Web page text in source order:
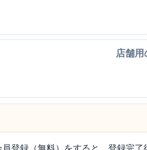
店舗